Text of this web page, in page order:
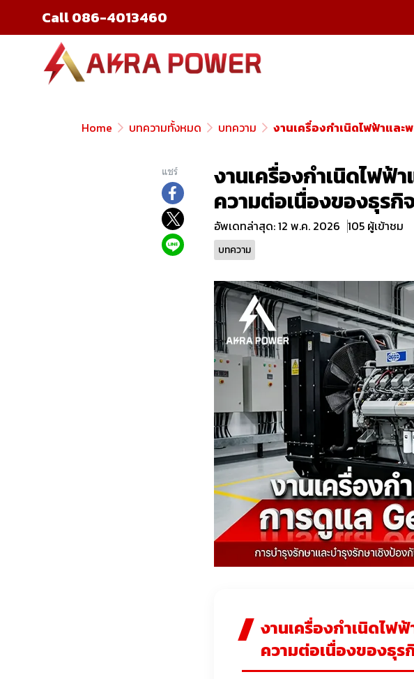
Call 086-4013460
Home บทความทั้งหมด บทความ งานเครื่องกำเนิดไฟฟ้าแล
แชร์
งานเครื่องกำเนิดไฟฟ้
ความต่อเนื่องของธุรกิ
อัพเดทล่าสุด: 12 พ.ค. 2026 105 ผู้เข้าชม
บทความ
งานเครื่องกำเนิดไฟ
ความต่อเนื่องของธุร